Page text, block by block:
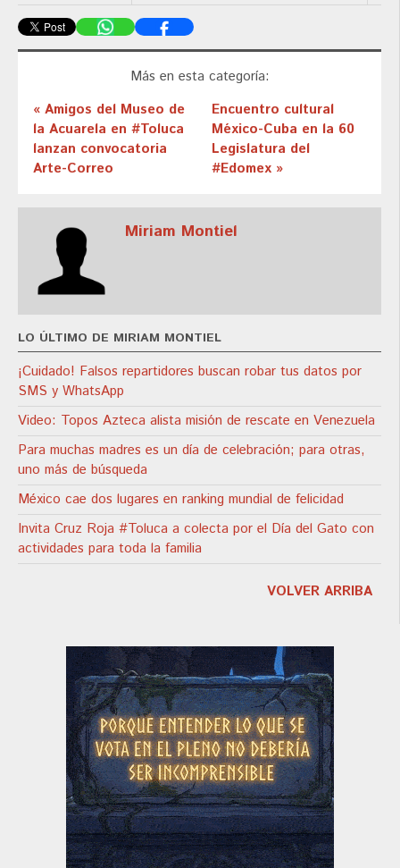
Más en esta categoría:
« Amigos del Museo de
la Acuarela en #Toluca
lanzan convocatoria
Arte-Correo
Encuentro cultural
México-Cuba en la 60
Legislatura del
#Edomex »
Miriam Montiel
LO ÚLTIMO DE MIRIAM MONTIEL
¡Cuidado! Falsos repartidores buscan robar tus datos por
SMS y WhatsApp
Video: Topos Azteca alista misión de rescate en Venezuela
Para muchas madres es un día de celebración; para otras,
uno más de búsqueda
México cae dos lugares en ranking mundial de felicidad
Invita Cruz Roja #Toluca a colecta por el Día del Gato con
actividades para toda la familia
VOLVER ARRIBA